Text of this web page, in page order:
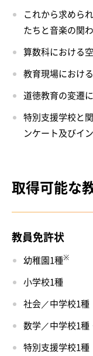
これから求めら
たちと音楽の関
算数科における
教育現場におけ
道徳教育の変遷
特別支援学校と
ンケート及びイ
取得可能な
教員免許状
幼稚園1種※
小学校1種
社会／中学校1種
数学／中学校1種
特別支援学校1種